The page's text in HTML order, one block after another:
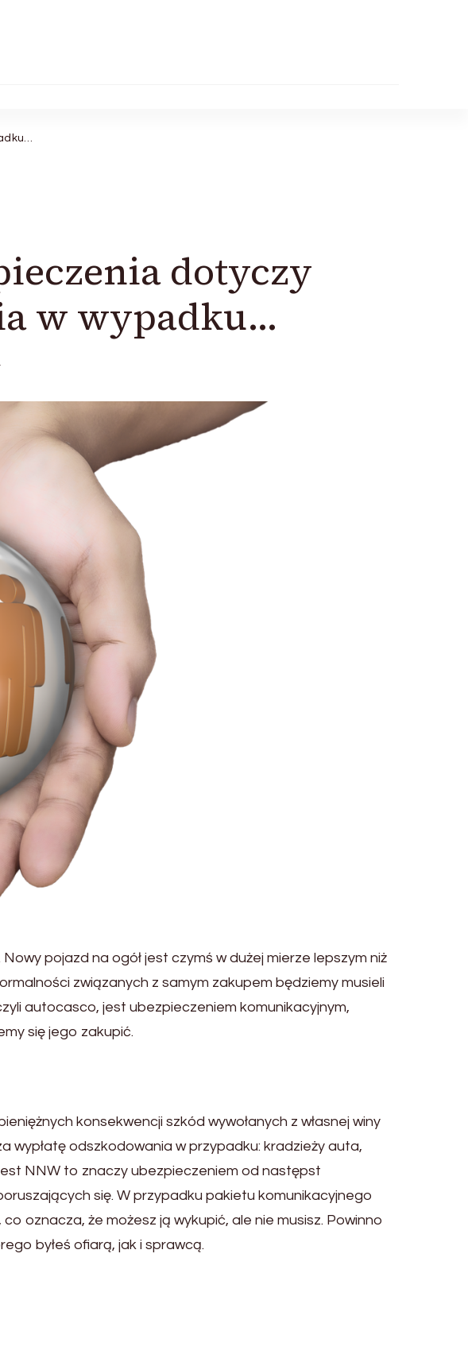
dotyczy
w wypadku…
pojazd na ogół jest czymś w dużej mierze lepszym niż
związanych z samym zakupem będziemy musieli
autocasco, jest ubezpieczeniem komunikacyjnym,
się jego zakupić.
konsekwencji szkód wywołanych z własnej winy
wypłatę odszkodowania w przypadku: kradzieży auta,
NNW to znaczy ubezpieczeniem od następst
się. W przypadku pakietu komunikacyjnego
oznacza, że możesz ją wykupić, ale nie musisz. Powinno
byłeś ofiarą, jak i sprawcą.